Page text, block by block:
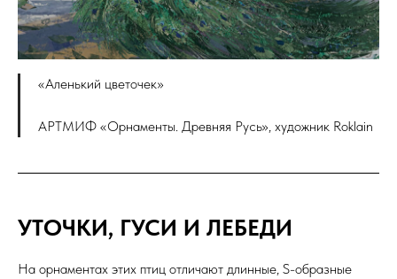
«Аленький цветочек»
АРТМИФ «Орнаменты. Древняя Русь», художник Roklain
УТОЧКИ, ГУСИ И ЛЕБЕДИ
На орнаментах этих птиц отличают длинные, S-образные